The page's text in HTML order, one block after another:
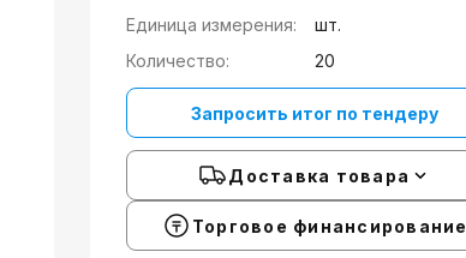
Единица измерения:
шт.
Количество:
20
Запросить итог по тендеру
Доставка товара
Торговое финансирование